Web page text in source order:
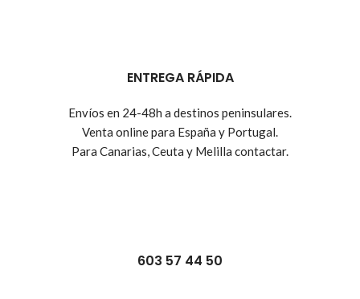
ENTREGA RÁPIDA
Envíos en 24-48h a destinos peninsulares.
Venta online para España y Portugal.
Para Canarias, Ceuta y Melilla contactar.
603 57 44 50